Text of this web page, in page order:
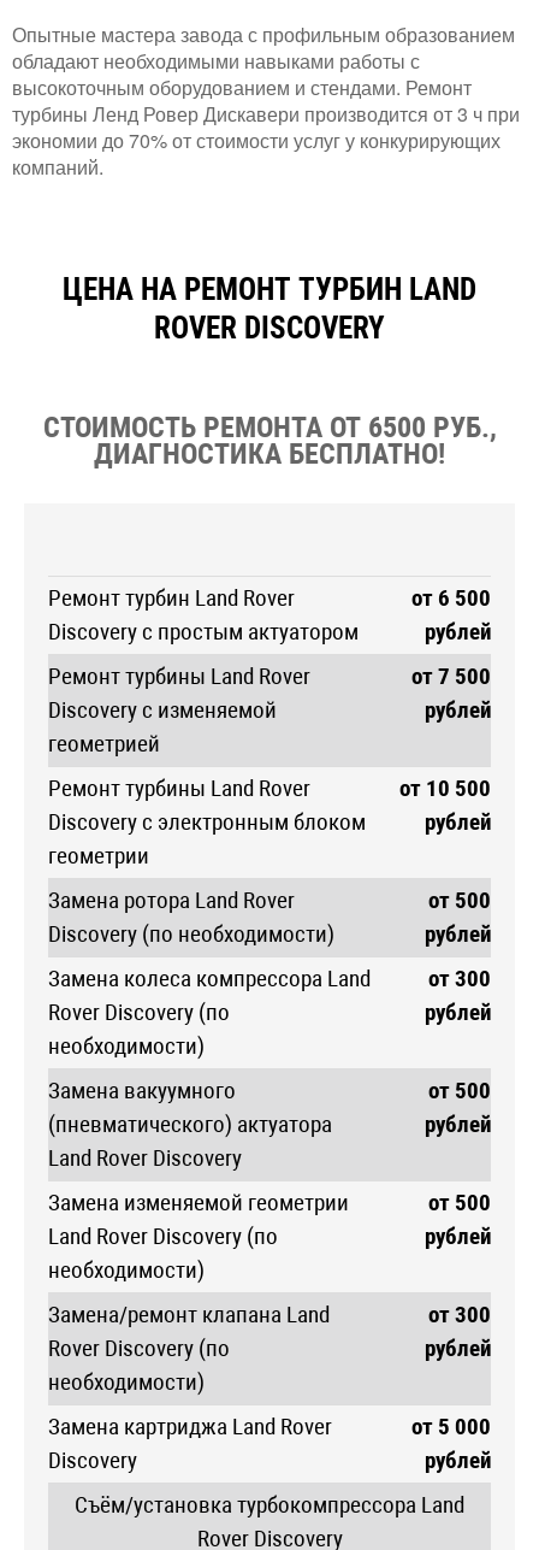
Опытные мастера завода с профильным образованием
обладают необходимыми навыками работы с
высокоточным оборудованием и стендами. Ремонт
турбины Ленд Ровер Дискавери производится от 3 ч при
экономии до 70% от стоимости услуг у конкурирующих
компаний.
ЦЕНА НА РЕМОНТ ТУРБИН LAND
ROVER DISCOVERY
СТОИМОСТЬ РЕМОНТА ОТ 6500 РУБ.,
ДИАГНОСТИКА БЕСПЛАТНО!
Ремонт турбин Land Rover
Discovery с простым актуатором
от 6 500
рублей
Ремонт турбины Land Rover
Discovery с изменяемой
геометрией
от 7 500
рублей
Ремонт турбины Land Rover
Discovery с электронным блоком
геометрии
от 10 500
рублей
Замена ротора Land Rover
Discovery (по необходимости)
от 500
рублей
Замена колеса компрессора Land
Rover Discovery (по
необходимости)
от 300
рублей
Замена вакуумного
(пневматического) актуатора
Land Rover Discovery
от 500
рублей
Замена изменяемой геометрии
Land Rover Discovery (по
необходимости)
от 500
рублей
Замена/ремонт клапана Land
Rover Discovery (по
необходимости)
от 300
рублей
Замена картриджа Land Rover
Discovery
от 5 000
рублей
Съём/установка турбокомпрессора Land
Rover Discovery